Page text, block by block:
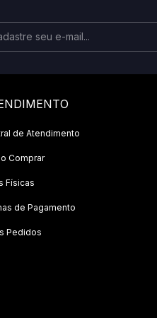
de Atendimento
Comprar
Físicas
de Pagamento
Pedidos